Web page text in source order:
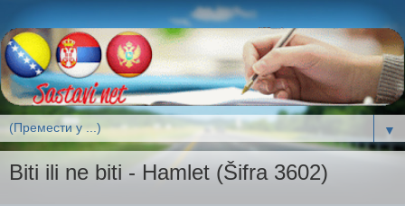
▼
Biti ili ne biti - Hamlet (Šifra 3602)